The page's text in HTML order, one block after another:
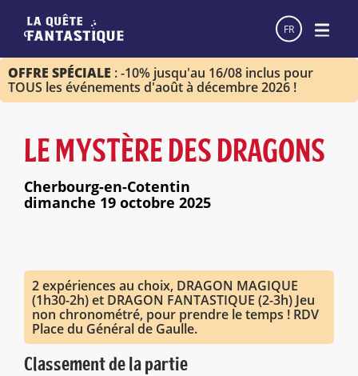
FR
OFFRE SPÉCIALE : -10% jusqu'au 16/08 inclus pour
TOUS les événements d'août à décembre 2026 !
LE MYSTÈRE DES DRAGONS
Cherbourg-en-Cotentin
dimanche 19 octobre 2025
2 expériences au choix, DRAGON MAGIQUE
(1h30-2h) et DRAGON FANTASTIQUE (2-3h) Jeu
non chronométré, pour prendre le temps ! RDV
Place du Général de Gaulle.
Classement de la partie